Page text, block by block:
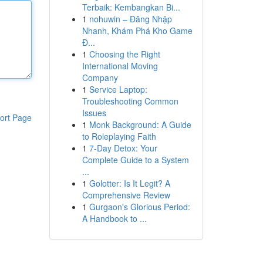
Page
Terbaik: Kembangkan Bi...
1 nohuwin – Đăng Nhập
Nhanh, Khám Phá Kho Game
Đ...
1 Choosing the Right
International Moving
Company
1 Service Laptop:
Troubleshooting Common
Issues
1 Monk Background: A Guide
to Roleplaying Faith
1 7-Day Detox: Your
Complete Guide to a System
...
1 Golotter: Is It Legit? A
Comprehensive Review
1 Gurgaon's Glorious Period:
A Handbook to ...